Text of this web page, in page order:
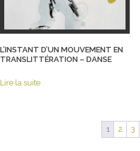
L’INSTANT D’UN MOUVEMENT EN
TRANSLITTÉRATION – DANSE
Lire la suite
1 2 3